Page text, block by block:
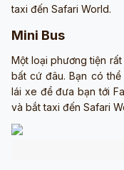
taxi đến Safari World.
Mini Bus
Một loại phương tiện
bất cứ đâu. Bạn có
lái xe để đưa bạn tới
và bắt taxi đến Safari